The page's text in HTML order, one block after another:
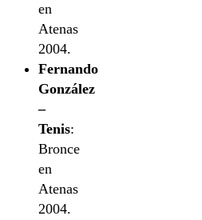
en
Atenas
2004.
Fernando
González
–
Tenis:
Bronce
en
Atenas
2004.